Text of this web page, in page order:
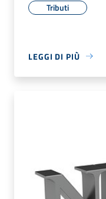
Tributi
LEGGI DI PIÙ